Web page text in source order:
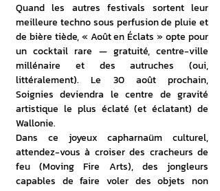
Quand les autres festivals sortent leur
meilleure techno sous perfusion de pluie et
de bière tiède, « Août en Éclats » opte pour
un cocktail rare — gratuité, centre-ville
millénaire et des autruches (oui,
littéralement). Le 30 août prochain,
Soignies deviendra le centre de gravité
artistique le plus éclaté (et éclatant) de
Wallonie.
Dans ce joyeux capharnaüm culturel,
attendez-vous à croiser des cracheurs de
feu (Moving Fire Arts), des jongleurs
capables de faire voler des objets non